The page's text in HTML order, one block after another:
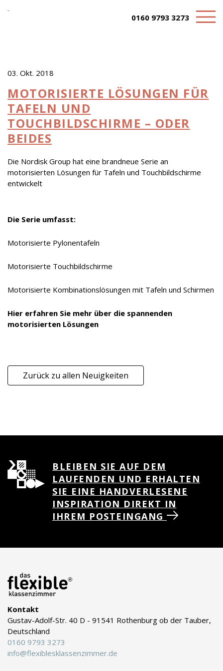
0160 9793 3273
03. Okt. 2018
MOTORISIERTE LÖSUNGEN FÜR
TAFELN UND
TOUCHBILDSCHIRME – ODER
BEIDES
Die Nordisk Group hat eine brandneue Serie an
motorisierten Lösungen für Tafeln und Touchbildschirme
entwickelt
Die Serie umfasst:
Motorisierte Pylonentafeln
Motorisierte Touchbildschirme
Motorisierte Kombinationslösungen mit Tafeln und Schirmen
Hier erfahren Sie mehr über die spannenden
motorisierten Lösungen
Zurück zu allen Neuigkeiten
BLEIBEN SIE AUF DEM
LAUFENDEN UND ERHALTEN
SIE EINE HANDVERLESENE
INSPIRATION DIREKT IN
IHREM POSTEINGANG
Kontakt
Gustav-Adolf-Str. 40 D - 91541 Rothenburg ob der Tauber,
Deutschland
0160 9793 3273
info@flexiblesklassenzimmer.de